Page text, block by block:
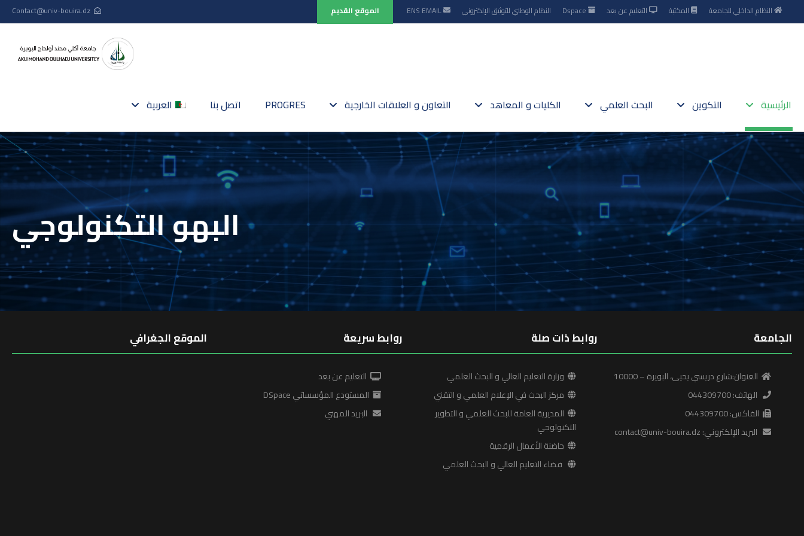
Contact@univ-bouira.dz النظام الداخلي للجامعة المكتبة التعليم عن بعد Dspace النظام الوطني للتوثيق الإلكتروني EMAIL
ENS الموقع القديم
الرئيسية التكوين البحث العلمي الكليات و المعاهد التعاون و العلاقات الخارجية PROGRES اتصل بنا العربية
البهو التكنولوجي
الجامعة
العنوان:شارع دريسي يحيى، البويرة – 10000
الهاتف: 044309700
الفاكس: 044309700
البريد الإلكتروني: contact@univ-bouira.dz
روابط ذات صلة
وزارة التعليم العالي و البحث العلمي
مركز البحث في الإعلام العلمي و التقني
المديرية العامة للبحث العلمي و التطوير
التكنولوجي
حاضنة الأعمال الرقمية
فضاء التعليم العالي و البحث العلمي
روابط سريعة
التعليم عن بعد
المستودع المؤسساتي DSpace
البريد المهني
الموقع الجغرافي